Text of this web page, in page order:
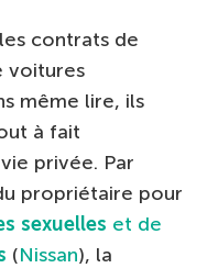
contrats de
voitures
même lire, ils
à fait
privée. Par
propriétaire pour
sexuelles et de
(Nissan), la